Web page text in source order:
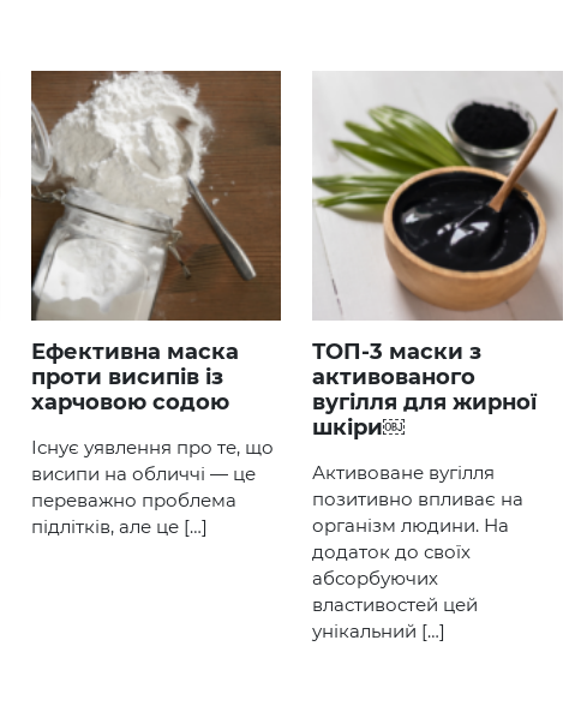
Ефективна маска
проти висипів із
харчовою содою
Існує уявлення про те, що
висипи на обличчі — це
переважно проблема
підлітків, але це […]
ТОП-3 маски з
активованого
вугілля для жирної
шкіри￼
Активоване вугілля
позитивно впливає на
організм людини. На
додаток до своїх
абсорбуючих
властивостей цей
унікальний […]